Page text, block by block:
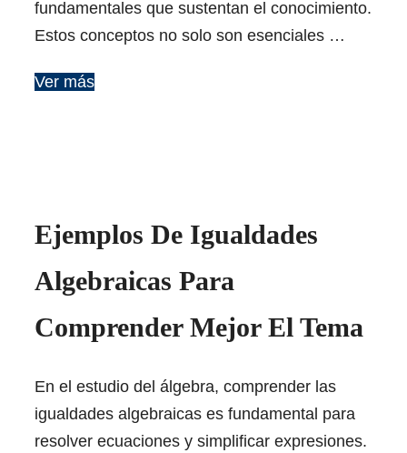
fundamentales que sustentan el conocimiento.
Estos conceptos no solo son esenciales …
Ver más
Ejemplos De Igualdades
Algebraicas Para
Comprender Mejor El Tema
En el estudio del álgebra, comprender las
igualdades algebraicas es fundamental para
resolver ecuaciones y simplificar expresiones.